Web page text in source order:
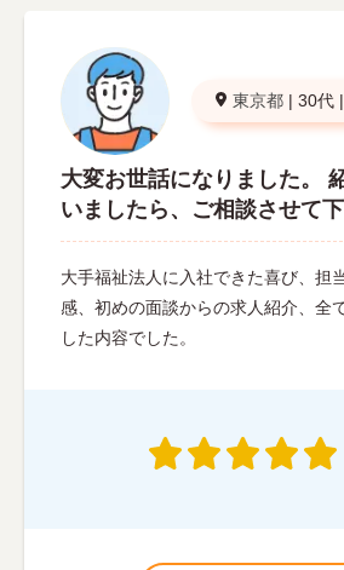
東京都 | 30代 |
大変お世話になりました。
いましたら、ご相談させて
大手福祉法人に入社できた喜び、担
感、初めの面談からの求人紹介、全
した内容でした。